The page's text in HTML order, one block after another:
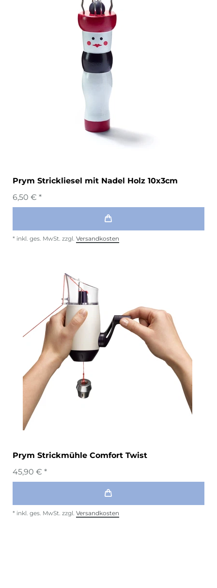
Prym Strickliesel mit Nadel Holz 10x3cm
6,50 € *
* inkl. ges. MwSt. zzgl. Versandkosten
Prym Strickmühle Comfort Twist
45,90 € *
* inkl. ges. MwSt. zzgl. Versandkosten